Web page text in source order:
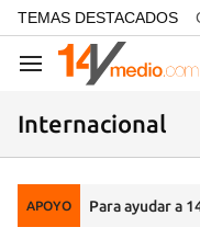
common.go-to-content
TEMAS DESTACADOS
Navegación
Internacional
APOYO Para ayudar a